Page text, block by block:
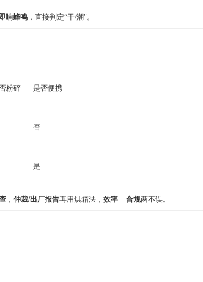
响蜂鸣，直接判定“干/潮"。
粉碎 是否便携
否
是
， 仲裁/出厂报告再用烘箱法， 效率 + 合规两不误。